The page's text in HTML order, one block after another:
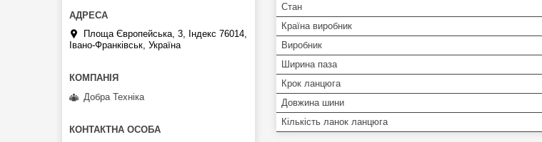
Стан
Країна виробник
Виробник
Ширина паза
Крок ланцюга
Довжина шини
Кількість ланок ланцюга
Площа Європейська, 3, Індекс 76014,
Івано-Франківськ, Україна
Добра Техніка